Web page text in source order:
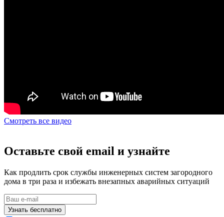
Смотреть все видео
Оставьте свой email и узнайте
Как продлить срок службы инженерных систем загородного
дома в три раза и избежать внезапных аварийных ситуаций
Узнать бесплатно